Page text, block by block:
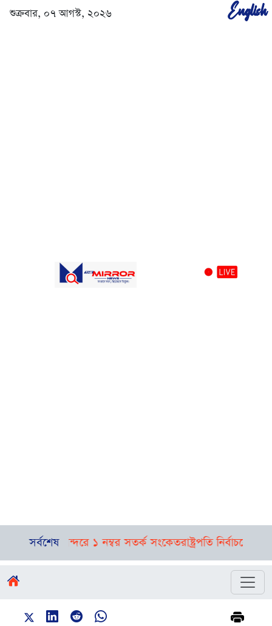
শুক্রবার, ০৭ আগস্ট, ২০২৬ English
সর্বশেষ
নদীবন্দরে ১ নম্বর সতর্ক সংকেতরাষ্ট্রপতি নির্বাচনের